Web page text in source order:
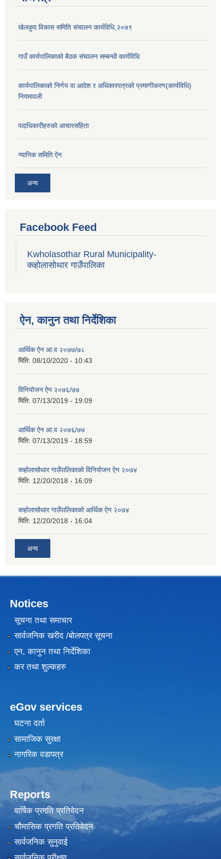
खेलकुद विकास समिति संचालन कार्यविधि,२०७९
गाउँ कार्यपालिकाको बैठक संचालन सम्बन्धी कार्यविधि
कार्यपालिकाको निर्णय वा आदेश र अधिकारपत्रको प्रमाणीकरण(कार्यविधि)
नियमावली
पदाधिकारीहरुको आचारसंहिता
न्यानिक समिति ऐन
अन्य
Facebook Feed
Kwholasothar Rural Municipality-
क्व्होलासोथार गाउँपालिका
ऐन, कानुन तथा निर्देशिका
आर्थिक ऐन आ.व २०७७/७८
मिति: 08/10/2020 - 10:43
विनियोजन ऐन २०७६/७७
मिति: 07/13/2019 - 19:09
आर्थिक ऐन आ.व २०७६/७७
मिति: 07/13/2019 - 18:59
क्व्होलासोथार गाउँपालिकाको विनियोजन ऐन २०७४
मिति: 12/20/2018 - 16:09
क्व्होलासोथार गाउँपालिकाको आर्थिक ऐन २०७४
मिति: 12/20/2018 - 16:04
अन्य
Notices
सूचना तथा समाचार
सार्वजनिक खरीद /बोलपत्र सूचना
एन, कानुन तथा निर्देशिका
कर तथा शुल्कहरु
eGov services
घटना दर्ता
सामाजिक सुरक्षा
नागरिक वडापत्र
Reports
वार्षिक प्रगति प्रतिवेदन
चौमासिक प्रगति प्रतिवेदन
सार्वजनिक सुनुवाई